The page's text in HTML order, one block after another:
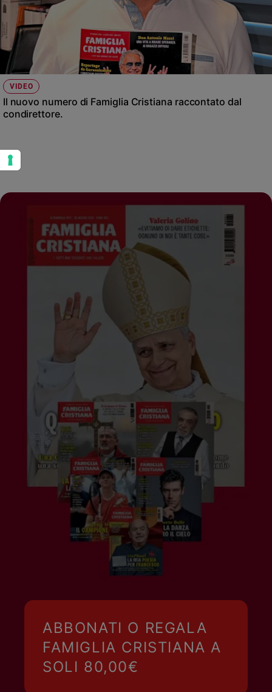
VIDEO
Il nuovo numero di Famiglia Cristiana raccontato dal
condirettore.
ABBONATI O REGALA
FAMIGLIA CRISTIANA A
SOLI 80,00€